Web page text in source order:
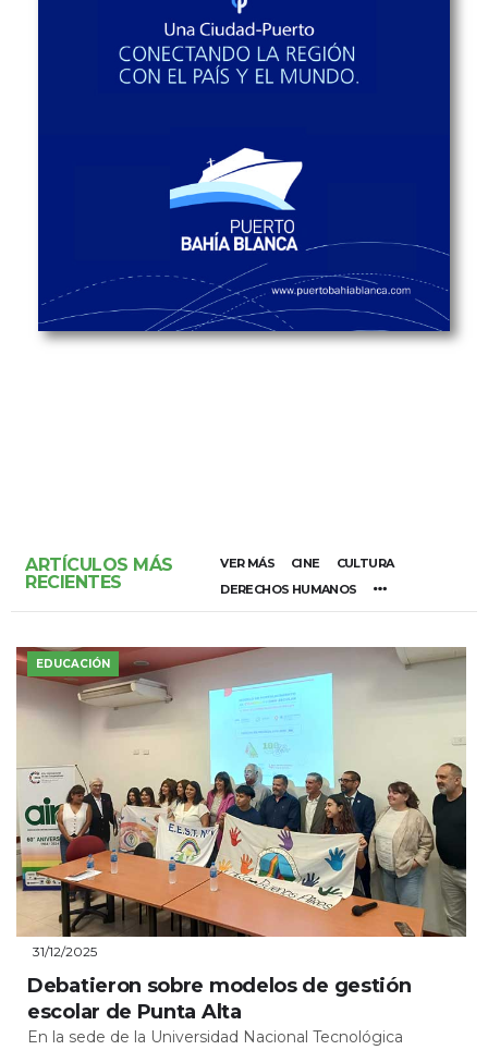
ARTÍCULOS MÁS
RECIENTES
VER MÁS CINE
CULTURA
DERECHOS HUMANOS
EDUCACIÓN
31/12/2025
Debatieron sobre modelos de gestión
escolar de Punta Alta
En la sede de la Universidad Nacional Tecnológica